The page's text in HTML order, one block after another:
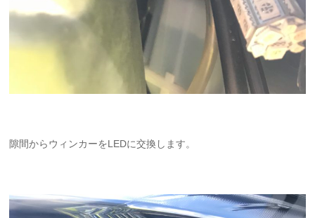
隙間からウィンカーをLEDに交換します。